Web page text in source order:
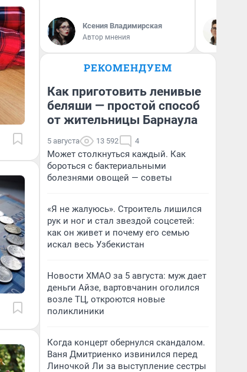
Ксения Владимирская
Автор мнения
РЕКОМЕНДУЕМ
Как приготовить ленивые
беляши — простой способ
от жительницы Барнаула
5 августа 13 592 4
Может столкнуться каждый. Как
бороться с бактериальными
болезнями овощей — советы
«Я не жалуюсь». Строитель лишился
рук и ног и стал звездой соцсетей:
как он живет и почему его семью
искал весь Узбекистан
Новости ХМАО за 5 августа: муж дает
деньги Айзе, вартовчанин оголился
возле ТЦ, откроются новые
поликлиники
Когда концерт обернулся скандалом.
Ваня Дмитриенко извинился перед
Линочкой Ли за выступление сестры